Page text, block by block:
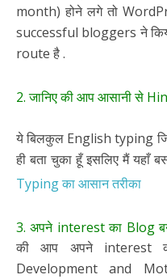
month) होने लगे तो
successful bloggers ने
route है .
2. जानिए की आप आसानी से
ये बिलकुल English typing
ही बता चुका हूँ इसलिए मैं यहाँ
Typing का आसान तरीका
3. अपने interest का Blog
की आप अपने interest
Development and